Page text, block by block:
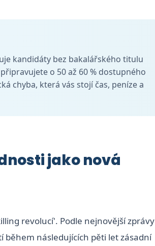
kandidáty bez bakalářského titulu
o 50 až 60 % dostupného
chyba, která vás stojí čas, peníze a
jako nová
revolucí'. Podle nejnovější zprávy
během následujících pěti let zásadní